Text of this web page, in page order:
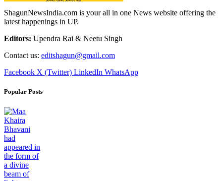
ShagunNewsIndia.com is your all in one News website offering the
latest happenings in UP.
Editors: Upendra Rai & Neetu Singh
Contact us: editshagun@gmail.com
Facebook X (Twitter) LinkedIn WhatsApp
Popular Posts